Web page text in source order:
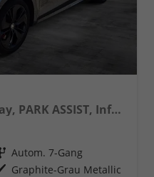
2.0 TSI RS Head-Up Display, PARK ASSIST, Infotainment Columbus
Getriebe Autom. 7-Gang
Außenfarbe Graphite-Grau Metallic